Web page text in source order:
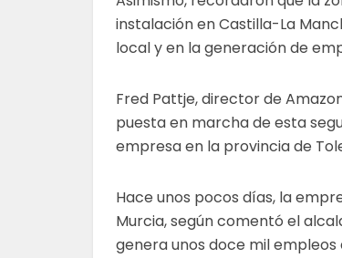
instalación en Castilla-La
local y en la generación de
Fred Pattje, director de
puesta en marcha de esta
empresa en la provincia de
Hace unos pocos días, la
Murcia, según comentó el
genera unos doce mil empleos